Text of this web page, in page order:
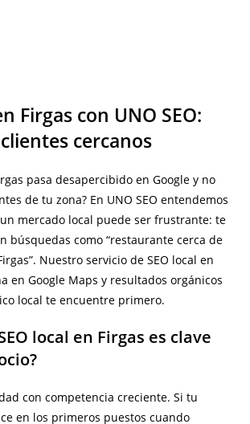
Firgas con UNO SEO:
cercanos
pasa desapercibido en Google y no
de tu zona? En UNO SEO entendemos
mercado local puede ser frustrante: te
búsquedas como “restaurante cerca de
Nuestro servicio de SEO local en
en Google Maps y resultados orgánicos
local te encuentre primero.
local en Firgas es clave
con competencia creciente. Si tu
en los primeros puestos cuando